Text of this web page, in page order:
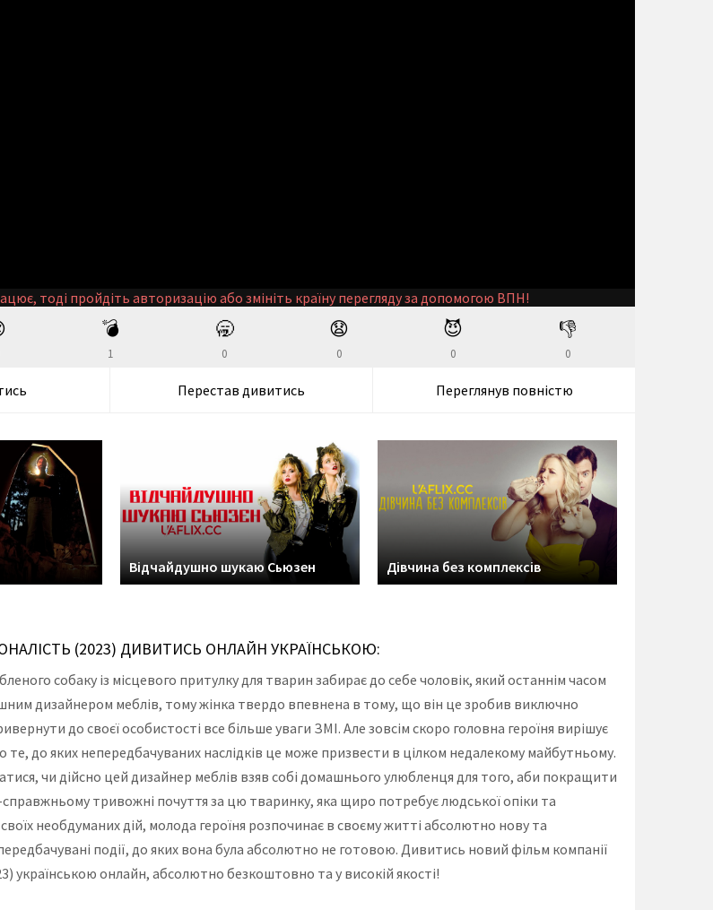
тоді пройдіть авторизацію або змініть країну перегляду за допомогою ВПН!
💣
1
🥱
0
😧
0
😈
0
👎
0
Перестав дивитись Переглянув повністю
Відчайдушно шукаю Сьюзен Дівчина без комплексів
(2023) ДИВИТИСЬ ОНЛАЙН УКРАЇНСЬКОЮ:
собаку із місцевого притулку для тварин забирає до себе чоловік, який останнім часом
дизайнером меблів, тому жінка твердо впевнена в тому, що він це зробив виключно
до своєї особистості все більше уваги ЗМІ. Але зовсім скоро головна героїня вирішує
те, до яких непередбачуваних наслідків це може призвести в цілком недалекому майбутньому.
чи дійсно цей дизайнер меблів взяв собі домашнього улюбленця для того, аби покращити
тривожні почуття за цю тваринку, яка щиро потребує людської опіки та
необдуманих дій, молода героїня розпочинає в своєму житті абсолютно нову та
події, до яких вона була абсолютно не готовою. Дивитись новий фільм компанії
українською онлайн, абсолютно безкоштовно та у високій якості!